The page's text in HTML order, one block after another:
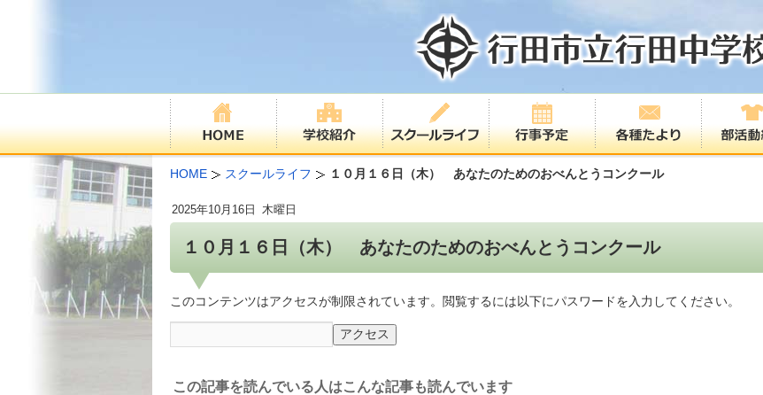
HOME スクールライフ １０月１６日（木） あなたのためのおべんとうコンクール
１０月１６日（木） あなたのためのおべんとうコンクール
2025年10月16日 木曜日
このコンテンツはアクセスが制限されています。閲覧するには以下にパスワードを入力してください。
この記事を読んでいる人はこんな記事も読んでいます